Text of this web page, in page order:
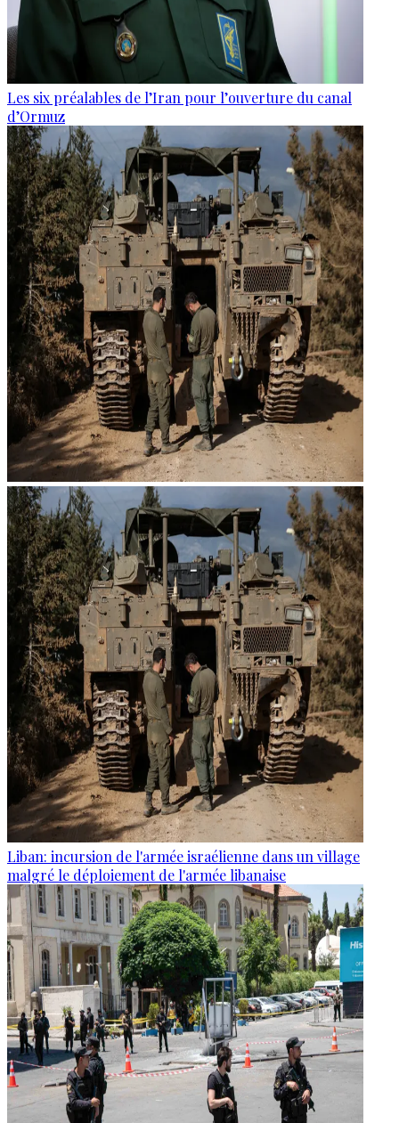
Les six préalables de l’Iran pour l’ouverture du canal
d’Ormuz
Liban: incursion de l'armée israélienne dans un village
malgré le déploiement de l'armée libanaise